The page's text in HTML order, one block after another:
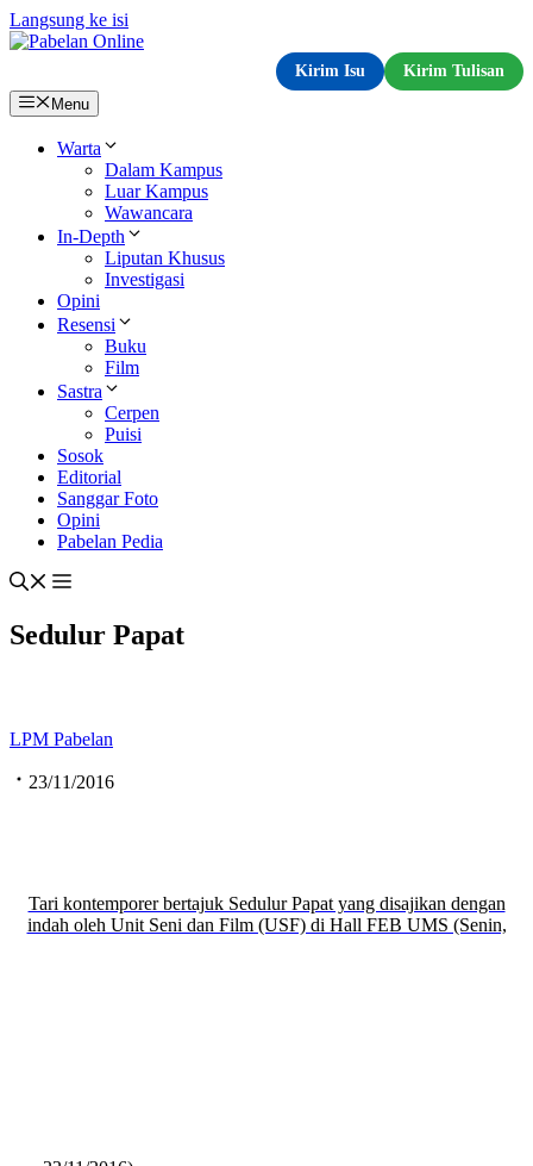
Langsung ke isi
Kirim Isu
Kirim Tulisan
Menu
Warta
Dalam Kampus
Luar Kampus
Wawancara
In-Depth
Liputan Khusus
Investigasi
Opini
Resensi
Buku
Film
Sastra
Cerpen
Puisi
Sosok
Editorial
Sanggar Foto
Opini
Pabelan Pedia
Sedulur Papat
LPM Pabelan
23/11/2016
Tari kontemporer bertajuk Sedulur Papat yang disajikan dengan
indah oleh Unit Seni dan Film (USF) di Hall FEB UMS (Senin,